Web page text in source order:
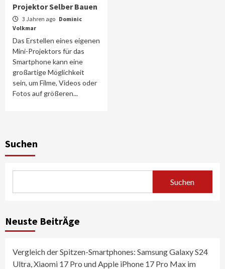
Projektor Selber Bauen
3 Jahren ago Dominic
Volkmar
Das Erstellen eines eigenen
Mini-Projektors für das
Smartphone kann eine
großartige Möglichkeit
sein, um Filme, Videos oder
Fotos auf größeren...
Suchen
Suchen
Neuste BeitrÄge
Vergleich der Spitzen-Smartphones: Samsung Galaxy S24
Ultra, Xiaomi 17 Pro und Apple iPhone 17 Pro Max im